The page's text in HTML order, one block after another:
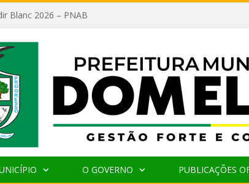
Blanc 2026 – PNAB
O GOVERNO PUBLICAÇÕES